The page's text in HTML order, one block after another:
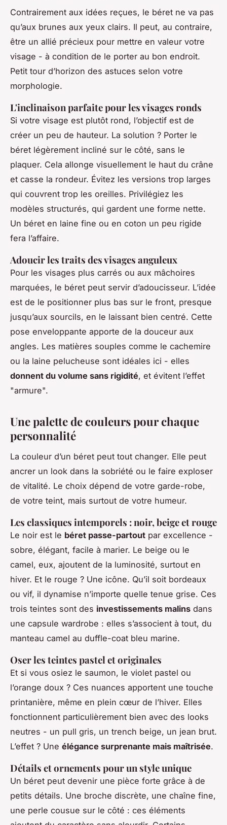
Contrairement aux idées reçues, le béret ne va pas
qu’aux brunes aux yeux clairs. Il peut, au contraire,
être un allié précieux pour mettre en valeur votre
visage - à condition de le porter au bon endroit.
Petit tour d’horizon des astuces selon votre
morphologie.
L'inclinaison parfaite pour les visages ronds
Si votre visage est plutôt rond, l’objectif est de
créer un peu de hauteur. La solution ? Porter le
béret légèrement incliné sur le côté, sans le
plaquer. Cela allonge visuellement le haut du crâne
et casse la rondeur. Évitez les versions trop larges
qui couvrent trop les oreilles. Privilégiez les
modèles structurés, qui gardent une forme nette.
Un béret en laine fine ou en coton un peu rigide
fera l’affaire.
Adoucir les traits des visages anguleux
Pour les visages plus carrés ou aux mâchoires
marquées, le béret peut servir d’adoucisseur. L’idée
est de le positionner plus bas sur le front, presque
jusqu’aux sourcils, en le laissant bien centré. Cette
pose enveloppante apporte de la douceur aux
angles. Les matières souples comme le cachemire
ou la laine pelucheuse sont idéales ici - elles
donnent du volume sans rigidité, et évitent l’effet
"armure".
Une palette de couleurs pour chaque
personnalité
La couleur d’un béret peut tout changer. Elle peut
ancrer un look dans la sobriété ou le faire exploser
de vitalité. Le choix dépend de votre garde-robe,
de votre teint, mais surtout de votre humeur.
Les classiques intemporels : noir, beige et rouge
Le noir est le béret passe-partout par excellence -
sobre, élégant, facile à marier. Le beige ou le
camel, eux, ajoutent de la luminosité, surtout en
hiver. Et le rouge ? Une icône. Qu’il soit bordeaux
ou vif, il dynamise n’importe quelle tenue grise. Ces
trois teintes sont des investissements malins dans
une capsule wardrobe : elles s’associent à tout, du
manteau camel au duffle-coat bleu marine.
Oser les teintes pastel et originales
Et si vous osiez le saumon, le violet pastel ou
l’orange doux ? Ces nuances apportent une touche
printanière, même en plein cœur de l’hiver. Elles
fonctionnent particulièrement bien avec des looks
neutres - un pull gris, un trench beige, un jean brut.
L’effet ? Une élégance surprenante mais maîtrisée.
Détails et ornements pour un style unique
Un béret peut devenir une pièce forte grâce à de
petits détails. Une broche discrète, une chaîne fine,
une perle cousue sur le côté : ces éléments